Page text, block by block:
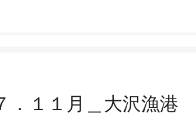
．１１月＿大沢漁港